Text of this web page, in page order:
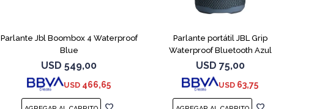
Parlante Jbl Boombox 4 Waterproof
Blue
USD 549,00
USD 466,65
Parlante portátil JBL Grip
Waterproof Bluetooth Azul
USD 75,00
USD 63,75